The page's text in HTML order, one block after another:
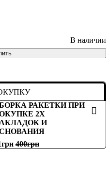
РАКЕТКИ ПРИ
2Х
И
400